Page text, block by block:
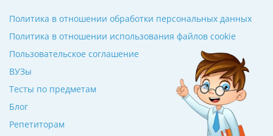
ВУЗы
Тесты по предметам
Блог
Репетиторам
Политика в отношении обработки персональных данных
Политика в отношении использования файлов cookie
Пользовательское соглашение